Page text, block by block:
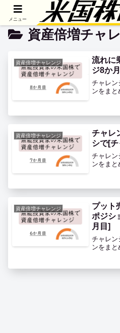
ホーム 米国株投資
資産倍増チャ
資産倍増チャレンジ
流れに
ジ8か
チャレン
ンをまと
資産倍増チャレンジ
チャレ
シで[
チャレン
ンをまと
資産倍増チャレンジ
プット
ポジシ
月目]
チャレン
ンをまと
メニュー